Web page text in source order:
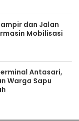
dan Jalan
Mobilisasi
Antasari,
Warga Sapu